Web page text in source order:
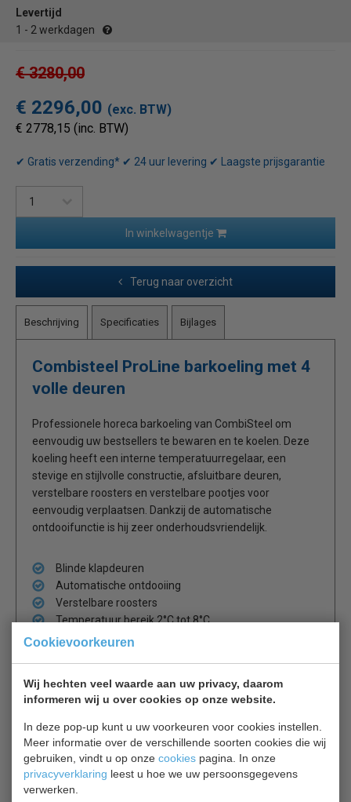
Cookievoorkeuren
Wij hechten veel waarde aan uw privacy, daarom
informeren wij u over cookies op onze website.
In deze pop-up kunt u uw voorkeuren voor cookies instellen.
Meer informatie over de verschillende soorten cookies die wij
gebruiken, vindt u op onze cookies pagina. In onze
privacyverklaring leest u hoe we uw persoonsgegevens
verwerken.
Levertijd
1 - 2 werkdagen
€ 3280,00
€ 2296,00 (exc. BTW)
€ 2778,15 (inc. BTW)
✔ Gratis verzending* ✔ 24 uur levering ✔ Laagste prijsgarantie
In winkelwagentje
Terug naar overzicht
Beschrijving Specificaties Bijlages
Combisteel ProLine barkoeling met 4
volle deuren
Professionele horeca barkoeling van CombiSteel om
eenvoudig uw bestsellers te bewaren en te koelen. Deze
koeling heeft een interne temperatuurregelaar, een
stevige en stijlvolle constructie, afsluitbare deuren,
verstelbare roosters en verstelbare pootjes voor
eenvoudig verplaatsen. Dankzij de automatische
ontdooifunctie is hij zeer onderhoudsvriendelijk.
Blinde klapdeuren
Automatische ontdooiing
Verstelbare roosters
Temperatuur bereik 2°C tot 8°C
Max. omgevingstemperatuur 32°C
Combisteel 7489.5290
Barkoeling 3 deuren